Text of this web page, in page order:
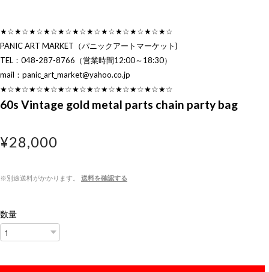
★☆★☆★☆★☆★☆★☆★☆★☆★☆★☆★☆★☆
PANIC ART MARKET（パニックアートマーケット)
TEL：048-287-8766（営業時間12:00～18:30）
mail： panic_art_market@yahoo.co.jp
★☆★☆★☆★☆★☆★☆★☆★☆★☆★☆★☆★☆
60s Vintage gold metal parts chain party bag
¥28,000
※別途送料がかかります。 送料を確認する
数量